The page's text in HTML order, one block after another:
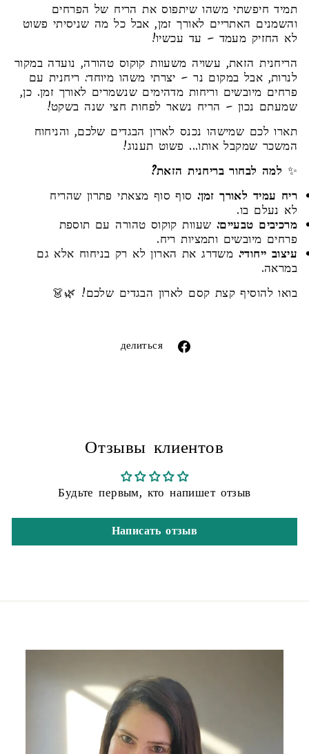
תמיד חיפשתי משהו שיתפוס את הריח של הפרחים
והשמנים האתריים לאורך זמן, אבל כל מה שניסיתי פשוט
לא החזיק מעמד – עד עכשיו!
הריחנית הזאת, עשויה משעוות קוקוס טהורה, נועדה במקור
לנרות, אבל במקום נר – יצרתי משהו מיוחד: ריחנית עם
פרחים מיובשים וריחות מדהימים שנשמרים לאורך זמן. כן,
שמעתם נכון – הריח נשאר לפחות חצי שנה בשקט!
תארו לכם שמישהו נכנס לארון הבגדים שלכם, והניחוח
המשכר שמקבל אותו... פשוט תענוג!
✨ למה לבחור בריחנית הזאת?
ריח עמיד לאורך זמן:סוף סוף מצאתי פתרון שהריח
לא נעלם בו.
מרכיבים טבעיים: שעוות קוקוס טהורה עם תוספת
פרחים מיובשים ותמציות ריח.
עיצוב ייחודי: משדרג את הארון לא רק בניחוח אלא גם
במראה.
בואו להוסיף קצת קסם לארון הבגדים שלכם! 🌿👗
invalid url input
делиться
Отзывы клиентов
Будьте первым, кто напишет отзыв
Написать отзыв